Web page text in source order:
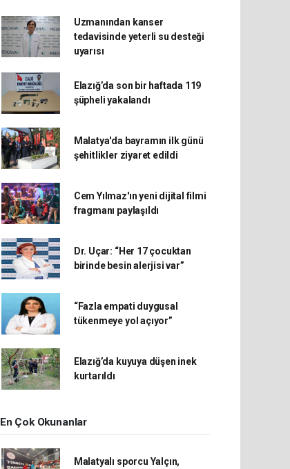
Uzmanından kanser
tedavisinde yeterli su desteği
uyarısı
Elazığ’da son bir haftada 119
şüpheli yakalandı
Malatya'da bayramın ilk günü
şehitlikler ziyaret edildi
Cem Yılmaz'ın yeni dijital filmi
fragmanı paylaşıldı
Dr. Uçar: “Her 17 çocuktan
birinde besin alerjisi var”
“Fazla empati duygusal
tükenmeye yol açıyor”
Elazığ’da kuyuya düşen inek
kurtarıldı
En Çok Okunanlar
Malatyalı sporcu Yalçın,